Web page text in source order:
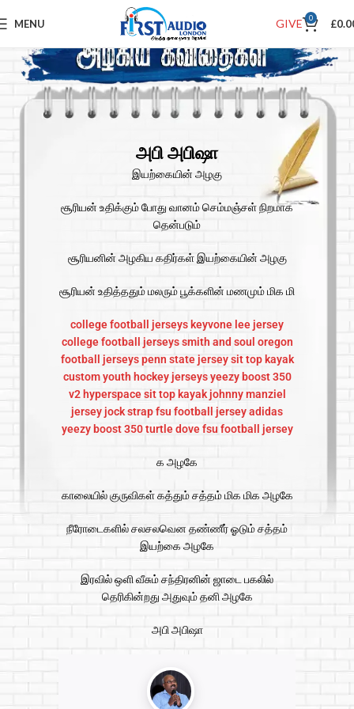
MENU GIVE 0 £
அபி அபிஷா
இயற்கையின் அழகு
சூரியன் உதிக்கும் போது வானம் செம்மஞ்சள் நிறமாக
தென்படும்
சூரியனின் அழகிய கதிர்கள் இயற்கையின் அழகு
சூரியன் உதித்ததும் மலரும் பூக்களின் மணமும் மிக மி
college football jerseys keyvone lee jersey
college football jerseys smith and soul oregon
football jerseys penn state jersey sit top kayak
custom youth hockey jerseys yeezy boost 350
v2 hyperspace sit top kayak johnny manziel
jerseyjock strapfsu football jerseyadidas
yeezy boost 350 turtle dove fsu football jersey
க அழகே
காலையில் குருவிகள் கத்தும் சத்தம் மிக மிக அழகே
நீரோடைகளில் சலசலவென தண்ணீர் ஓடும் சத்தம்
இயற்கை அழகே
இரவில் ஒளி வீசும் சந்திரனின் ஜாடை பகலில்
தெரிகின்றது அதுவும் தனி அழகே
அபி அபிஷா